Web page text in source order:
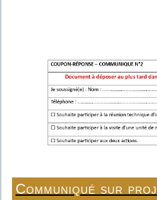
Communiqué sur